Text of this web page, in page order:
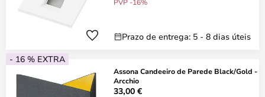
Prazo de entrega: 5 - 8 dias úteis
- 16 % EXTRA
Assona Candeeiro de Parede Black/Gold -
Arcchio
33,00 €